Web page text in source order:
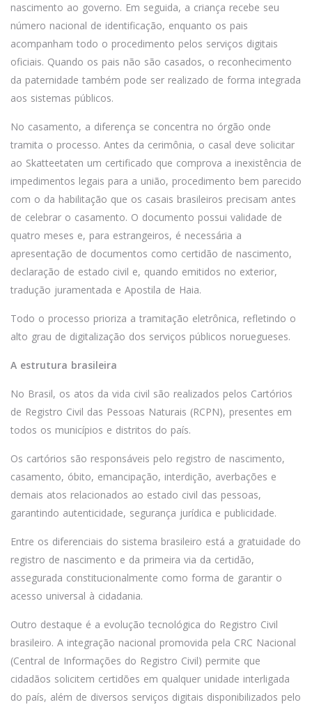
nascimento ao governo. Em seguida, a criança recebe seu
número nacional de identificação, enquanto os pais
acompanham todo o procedimento pelos serviços digitais
oficiais. Quando os pais não são casados, o reconhecimento
da paternidade também pode ser realizado de forma integrada
aos sistemas públicos.
No casamento, a diferença se concentra no órgão onde
tramita o processo. Antes da cerimônia, o casal deve solicitar
ao Skatteetaten um certificado que comprova a inexistência de
impedimentos legais para a união, procedimento bem parecido
com o da habilitação que os casais brasileiros precisam antes
de celebrar o casamento. O documento possui validade de
quatro meses e, para estrangeiros, é necessária a
apresentação de documentos como certidão de nascimento,
declaração de estado civil e, quando emitidos no exterior,
tradução juramentada e Apostila de Haia.
Todo o processo prioriza a tramitação eletrônica, refletindo o
alto grau de digitalização dos serviços públicos noruegueses.
A estrutura brasileira
No Brasil, os atos da vida civil são realizados pelos Cartórios
de Registro Civil das Pessoas Naturais (RCPN), presentes em
todos os municípios e distritos do país.
Os cartórios são responsáveis pelo registro de nascimento,
casamento, óbito, emancipação, interdição, averbações e
demais atos relacionados ao estado civil das pessoas,
garantindo autenticidade, segurança jurídica e publicidade.
Entre os diferenciais do sistema brasileiro está a gratuidade do
registro de nascimento e da primeira via da certidão,
assegurada constitucionalmente como forma de garantir o
acesso universal à cidadania.
Outro destaque é a evolução tecnológica do Registro Civil
brasileiro. A integração nacional promovida pela CRC Nacional
(Central de Informações do Registro Civil) permite que
cidadãos solicitem certidões em qualquer unidade interligada
do país, além de diversos serviços digitais disponibilizados pelo